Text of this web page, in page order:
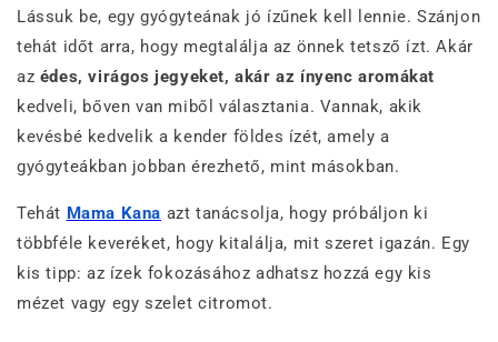
Lássuk be, egy gyógyteának jó ízűnek kell lennie. Szánjon
tehát időt arra, hogy megtalálja az önnek tetsző ízt. Akár
az édes, virágos jegyeket, akár az ínyenc aromákat
kedveli, bőven van miből választania. Vannak, akik
kevésbé kedvelik a kender földes ízét, amely a
gyógyteákban jobban érezhető, mint másokban.
Tehát Mama Kana azt tanácsolja, hogy próbáljon ki
többféle keveréket, hogy kitalálja, mit szeret igazán. Egy
kis tipp: az ízek fokozásához adhatsz hozzá egy kis
mézet vagy egy szelet citromot.